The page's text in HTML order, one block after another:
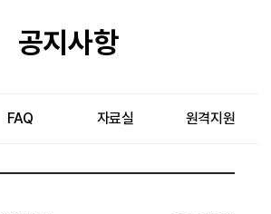
FAQ 자료실 원격지원
공지사항